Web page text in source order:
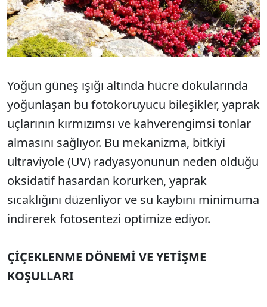
Yoğun güneş ışığı altında hücre dokularında
yoğunlaşan bu fotokoruyucu bileşikler, yaprak
uçlarının kırmızımsı ve kahverengimsi tonlar
almasını sağlıyor. Bu mekanizma, bitkiyi
ultraviyole (UV) radyasyonunun neden olduğu
oksidatif hasardan korurken, yaprak
sıcaklığını düzenliyor ve su kaybını minimuma
indirerek fotosentezi optimize ediyor.
ÇİÇEKLENME DÖNEMİ VE YETİŞME
KOŞULLARI